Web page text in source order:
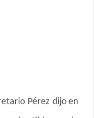
Pérez dijo en